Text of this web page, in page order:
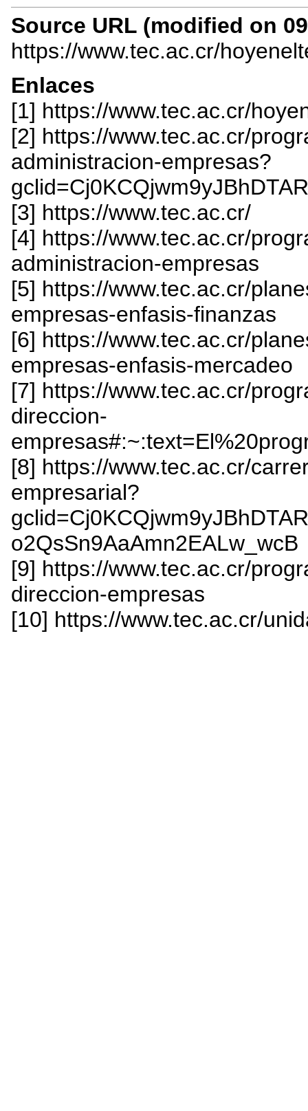
Source URL (modified on
https://www.tec.ac.cr/
Enlaces
[1] https://www.tec.ac.cr/
[2] https://www.tec.ac.cr/
administracion-empresas?
[3] https://www.tec.ac.cr/
[4] https://www.tec.ac.cr/
administracion-empresas
[5] https://www.tec.ac.cr/
empresas-enfasis-finanzas
[6] https://www.tec.ac.cr/
empresas-enfasis-mercadeo
[7] https://www.tec.ac.cr/
direccion-
[8] https://www.tec.ac.cr/
empresarial?
o2QsSn9AaAmn2EALw_wcB
[9] https://www.tec.ac.cr/
direccion-empresas
[10] https://www.tec.ac.cr/